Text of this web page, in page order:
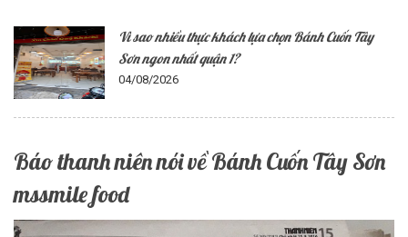
Vì sao nhiều thực khách lựa chọn Bánh Cuốn Tây
Sơn ngon nhất quận 1?
04/08/2026
Báo thanh niên nói về Bánh Cuốn Tây Sơn
mssmile food